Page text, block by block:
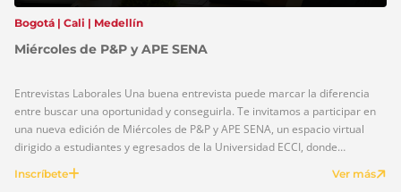
Bogotá | Cali | Medellín
Miércoles de P&P y APE SENA
Entrevistas Laborales Una buena entrevista puede marcar la diferencia
entre buscar una oportunidad y conseguirla. Te invitamos a participar en
una nueva edición de Miércoles de P&P y APE SENA, un espacio virtual
dirigido a estudiantes y egresados de la Universidad ECCI, donde
conocerás estrategias y recomendaciones para afrontar con éxito los
procesos de selección […]
Inscríbete Ver más